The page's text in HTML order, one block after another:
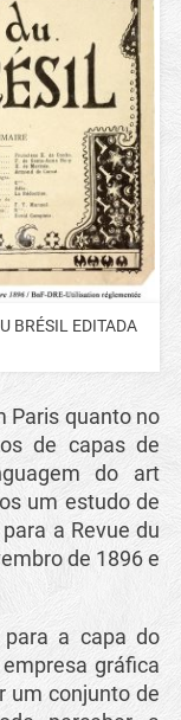
BRÉSIL EDITADA
Paris quanto no
de capas de
do art
um estudo de
a Revue du
de 1896 e
a capa do
gráfica
um conjunto de